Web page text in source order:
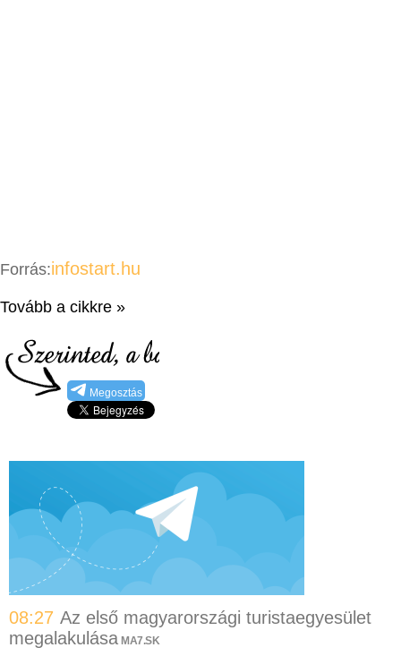
Forrás:infostart.hu
Tovább a cikkre »
Megosztás
08:27 Az első magyarországi turistaegyesület
megalakulása MA7.SK